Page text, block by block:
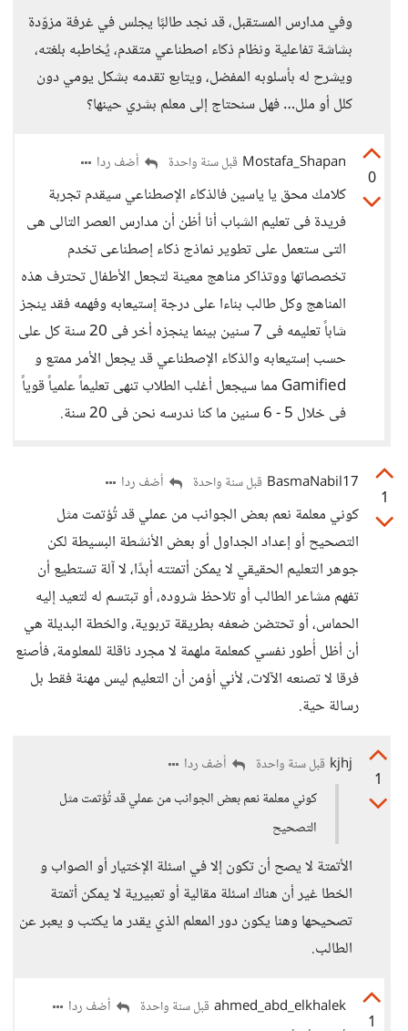
وفي مدارس المستقبل، قد نجد طالبًا يجلس في غرفة مزوّدة
بشاشة تفاعلية ونظام ذكاء اصطناعي متقدم، يُخاطبه بلغته،
ويشرح له بأسلوبه المفضل، ويتابع تقدمه بشكل يومي دون
كلل أو ملل… فهل سنحتاج إلى معلم بشري حينها؟
0
Mostafa_Shapan قبل سنة واحدة أضف ردا
كلامك محق يا ياسين فالذكاء الإصطناعي سيقدم تجربة
فريدة فى تعليم الشباب أنا أظن أن مدارس العصر التالى هى
التى ستعمل على تطوير نماذج ذكاء إصطناعى تخدم
تخصصاتها ووتذاكر مناهج معينة لتجعل الأطفال تحترف هذه
المناهج وكل طالب بناءا على درجة إستيعابه وفهمه فقد ينجز
شاباً تعليمه فى 7 سنين بينما ينجزه أخر فى 20 سنة كل على
حسب إستيعابه والذكاء الإصطناعي قد يجعل الأمر ممتع و
Gamified مما سيجعل أغلب الطلاب تنهى تعليماً علمياً قوياً
فى خلال 5 - 6 سنين ما كنا ندرسه نحن فى 20 سنة.
1
BasmaNabil17 قبل سنة واحدة أضف ردا
كوني معلمة نعم بعض الجوانب من عملي قد تُؤتمت مثل
التصحيح أو إعداد الجداول أو بعض الأنشطة البسيطة لكن
جوهر التعليم الحقيقي لا يمكن أتمتته أبدًا، لا آلة تستطيع أن
تفهم مشاعر الطالب أو تلاحظ شروده، أو تبتسم له لتعيد إليه
الحماس، أو تحتضن ضعفه بطريقة تربوية، والخطة البديلة هي
أن أظل أُطور نفسي كمعلمة ملهمة لا مجرد ناقلة للمعلومة، فأصنع
فرقا لا تصنعه الآلات، لأني أؤمن أن التعليم ليس مهنة فقط بل
رسالة حية.
1
kjhj قبل سنة واحدة
أضف ردا
كوني معلمة نعم بعض الجوانب من عملي قد تُؤتمت مثل
التصحيح
الأتمتة لا يصح أن تكون إلا في اسئلة الإختيار أو الصواب و
الخطا غير أن هناك اسئلة مقالية أو تعبيرية لا يمكن أتمتة
تصحيحها وهنا يكون دور المعلم الذي يقدر ما يكتب و يعبر عن
الطالب.
1
ahmed_abd_elkhalek قبل سنة واحدة أضف ردا